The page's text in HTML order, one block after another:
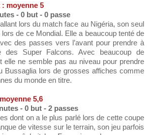
moyenne 5
- 0 but - 0 passe
lors du match face au Nigéria, son seul
de ce Mondial. Elle a beaucoup tenté de
des passes vers l’avant pour prendre à
des Super Falcons. Avec beaucoup de
elle ne semble pas au niveau pour prendre
Bussaglia lors de grosses affiches comme
du monde en titre.
5,6
- 0 but - 2 passes
dont on a le plus parlé lors de cette coupe
de vitesse sur le terrain, son jeu parfois